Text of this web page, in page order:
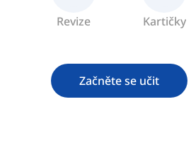
Revize Kartičky
Začněte se učit